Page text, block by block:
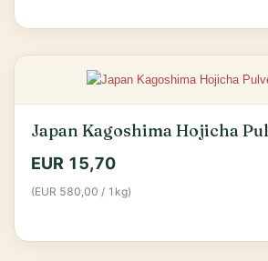
Japan Kagoshima Hojicha
EUR 15,70
(EUR 580,00 / 1kg)